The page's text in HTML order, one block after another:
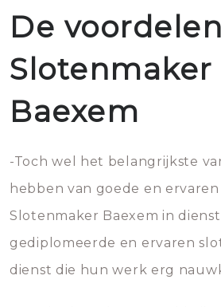
De
Slotenmaker
Baexem
-Toch wel het belangrijkste
hebben van goede en
Slotenmaker Baexem in
gediplomeerde en ervaren
dienst die hun werk erg